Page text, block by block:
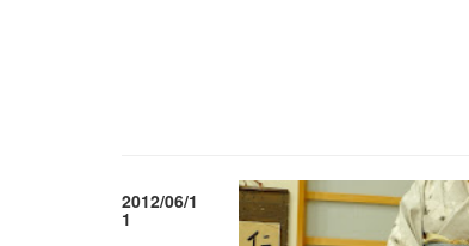
2012/06/1
1